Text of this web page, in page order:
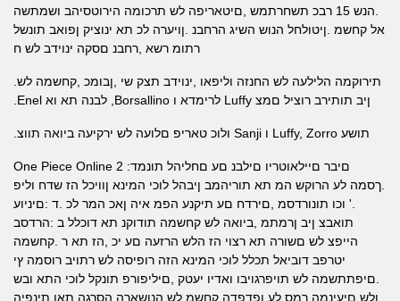
.הנש 15 רבכ תשחרתמש ,םיטאריפה לש תרכומה הירוטסיהב ושמתשה
אל קחשמ .ןיטולחל הנוש השיג הרחבנ .ןויערה לכ תא ינוציק ןפואב תונשל
רתומ רשא ,רחבנ םסקה ינוידב לש ח
.Enel לבנה תא וא ,Borsallino לרימדא ו Luffy ןיב תותירב רוציל םמצ
.ולוכ טאריפ םלועה לש ירקיעה ביואה תווצ Sanji ו Luffy, Zorro תושע
One Piece Online 2 :םיבר םיילאוטריו םילבנ םע םחליהל תונמד
.ךסמה לע הרוקש המ תא תוריהמב ןיבהל לוכי המינא ןוויכל הז שדח וליפ
.' וכו תונורדסמ ,םירדח םע תיקנע הפמ איה ןאכ המר לכ .ד :םיניוע
תואבצ ןיב ןרמתמ ,ביואה לש קחשמה תודוקנ תא דוכלל ב :הרדסב
הייפצ לש םשורה תא רצוי הז הלש הרזעה םע יכ ,הז תא ר .קחשמה
יטרפב דוביאל תכלל לוכי המינא הזה רופיסה לש רתויב רוסמה ץי
.םיפתתשמה לש תויפרגויבו ואדיו יעטק ,םיליפורפ תונקל לוכי התא ובש
.ולש םיעינמה ךמס לע ןפדפדה קחשמ לש הנושארה הסרגה תאו תינפיה